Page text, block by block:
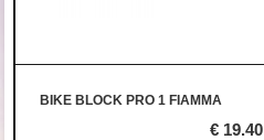
BIKE BLOCK PRO 1 FIAMMA
€ 19.40